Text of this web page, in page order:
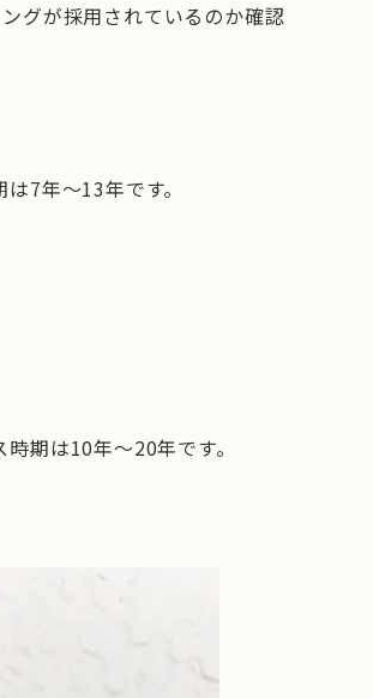
グが採用されているのか確認
7年〜13年です。
期は10年〜20年です。